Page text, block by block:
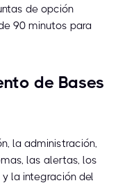
de opción
90 minutos para
de Bases
la administración,
las alertas, los
y la integración del